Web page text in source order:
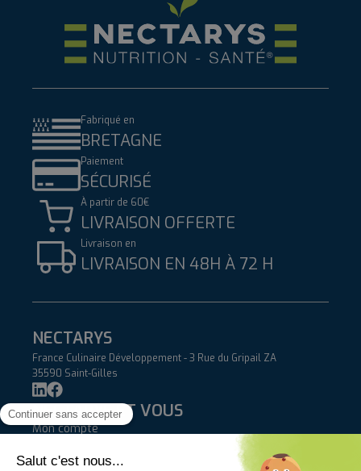
Fabriqué en
BRETAGNE
Paiement
SÉCURISÉ
À partir de 60€
LIVRAISON OFFERTE
Livraison en
LIVRAISON EN 48H À 72 H
NECTARYS
France Culinaire Développement - 3 Rue du Gripail ZA
35590 Saint-Gilles
NECTARYS ET VOUS
Mon compte